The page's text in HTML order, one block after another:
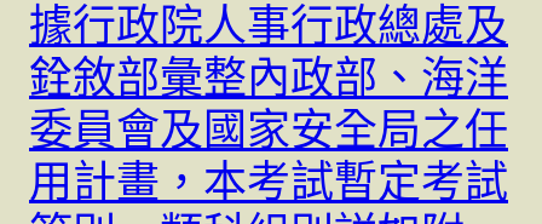
據行政院人事行政總處及
銓敘部彙整內政部、海洋
委員會及國家安全局之任
用計畫，本考試暫定考試